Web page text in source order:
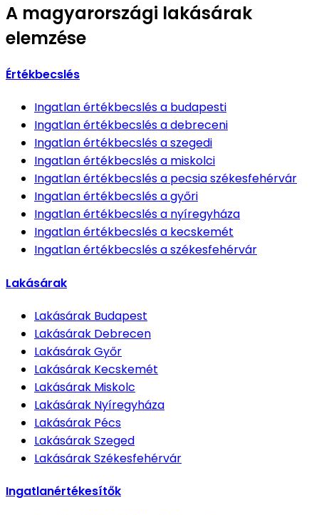
A magyarországi lakásárak
elemzése
Értékbecslés
Ingatlan értékbecslésa budapesti
Ingatlan értékbecslésa debreceni
Ingatlan értékbecslésa szegedi
Ingatlan értékbecslésa miskolci
Ingatlan értékbecslésa pecsia székesfehérvár
Ingatlan értékbecslésa győri
Ingatlan értékbecslésa nyíregyháza
Ingatlan értékbecslésa kecskemét
Ingatlan értékbecslésa székesfehérvár
Lakásárak
Lakásárak Budapest
Lakásárak Debrecen
LakásárakGyőr
Lakásárak Kecskemét
Lakásárak Miskolc
Lakásárak Nyíregyháza
Lakásárak Pécs
LakásárakSzeged
LakásárakSzékesfehérvár
Ingatlanértékesítők